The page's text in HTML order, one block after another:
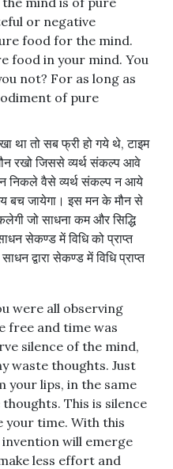
or negative
food for the mind.
food in your mind. You
not? For as long as
of pure
था तो सब फ्री हो गये थे, टाइम
रखो जिससे व्यर्थ संकल्प आवे
निकले वैसे व्यर्थ संकल्प न आये
बच जायेगा। इस मन के मौन से
जो साधना कम और सिद्धि
सेकण्ड में विधि को प्राप्त
द्वारा सेकण्ड में विधि प्राप्त
were all observing
free and time was
silence of the mind,
waste thoughts. Just
your lips, in the same
This is silence
your time. With this
will emerge
less effort and